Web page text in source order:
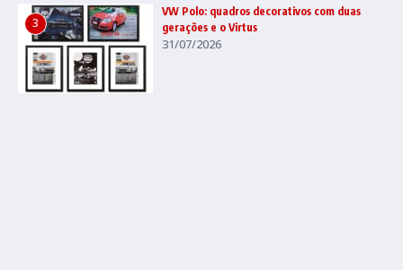
3
VW Polo: quadros decorativos com duas
gerações e o Virtus
31/07/2026